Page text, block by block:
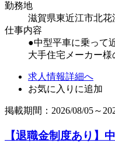
勤務地
滋賀県東近江市北花
仕事内容
●中型平車に乗って
大手住宅メーカー
求人情報詳細へ
お気に入りに追加
掲載期間：2026/08/05～
【退職金制度あり】